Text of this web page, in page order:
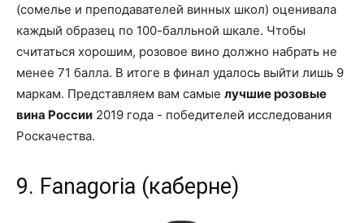
(сомелье и преподавателей винных школ) оценивала
каждый образец по 100-балльной шкале. Чтобы
считаться хорошим, розовое вино должно набрать не
менее 71 балла. В итоге в финал удалось выйти лишь 9
маркам. Представляем вам самые лучшие розовые
вина России 2019 года - победителей исследования
Роскачества.
9. Fanagoria (каберне)